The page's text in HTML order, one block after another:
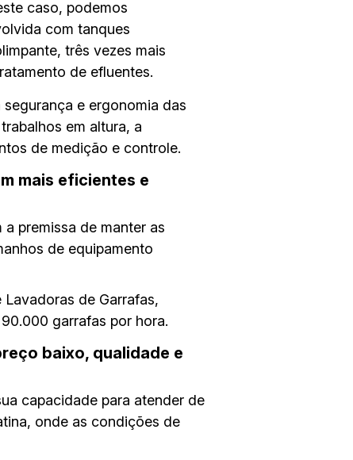
caso, podemos
com tanques
três vezes mais
de efluentes.
e ergonomia das
em altura, a
de medição e controle.
mais eficientes e
premissa de manter as
de equipamento
de Garrafas,
garrafas por hora.
baixo, qualidade e
capacidade para atender de
onde as condições de